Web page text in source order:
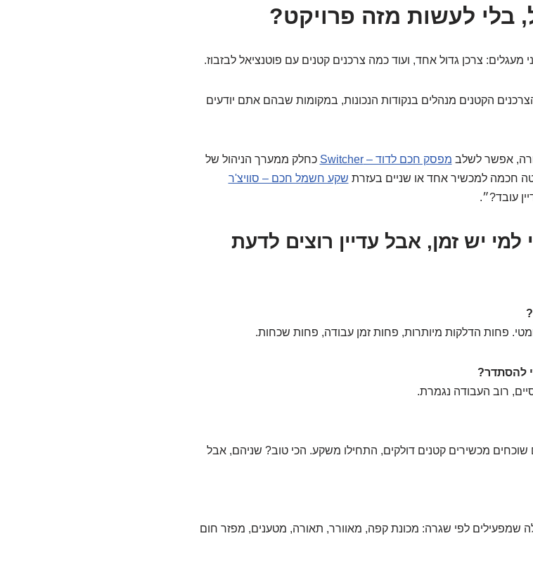
בלי לעשות מזה פרויקט?
צרכן גדול אחד, ועוד כמה צרכנים קטנים עם פוטנציאל לבזבוז.
הקטנים מנהלים בנקודות הנכונות, במקומות שבהם אתם יודעים
אפשר לשלב מפסק חכם לדוד – Switcher
כחלק ממערך הניהול של
חכמה למכשיר אחד או שניים בעזרת שקע חשמל חכם – סוויצ'ר
עובד?״.
למי יש זמן, אבל עדיין רוצים לדעת
פחות הדלקות מיותרות, פחות זמן עבודה, פחות שכחות.
להסתדר?
רוב העבודה נגמרת.
מכשירים קטנים דולקים, התחילו משקע. הכי טוב? שניהם, אבל
שמפעילים לפי שגרה: מכונת קפה, מאוורר, תאורה, מטענים, מפזר חום